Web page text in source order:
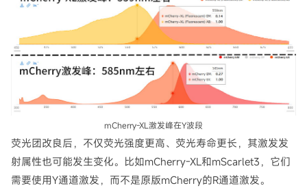
mCherry-XL激发峰在Y波段
荧光团改良后，不仅荧光强度更高、荧光寿命更长，其激发发
射属性也可能发生变化。比如mCherry-XL和mScarlet3，它们
需要使用Y通道激发，而不是原版mCherry的R通道激发。